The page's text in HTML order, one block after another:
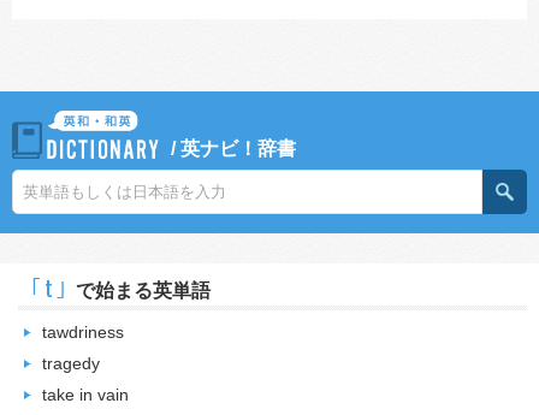
/英ナビ！辞書
｢t｣ で始まる英単語
tawdriness
tragedy
take in vain